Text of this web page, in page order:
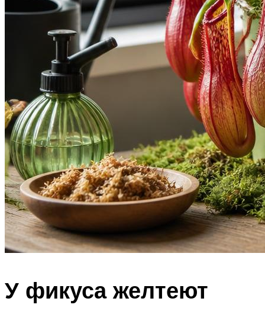
У фикуса желтеют